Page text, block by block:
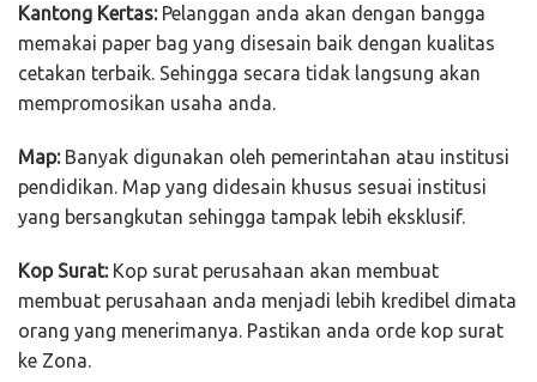
Kantong Kertas:Pelanggan anda akan dengan bangga
memakai paper bag yang disesain baik dengan kualitas
cetakan terbaik. Sehingga secara tidak langsung akan
mempromosikan usaha anda.
Map:Banyak digunakan oleh pemerintahan atau institusi
pendidikan. Map yang didesain khusus sesuai institusi
yang bersangkutan sehingga tampak lebih eksklusif.
Kop Surat:Kop surat perusahaan akan membuat
membuat perusahaan anda menjadi lebih kredibel dimata
orang yang menerimanya. Pastikan anda orde kop surat
ke Zona.